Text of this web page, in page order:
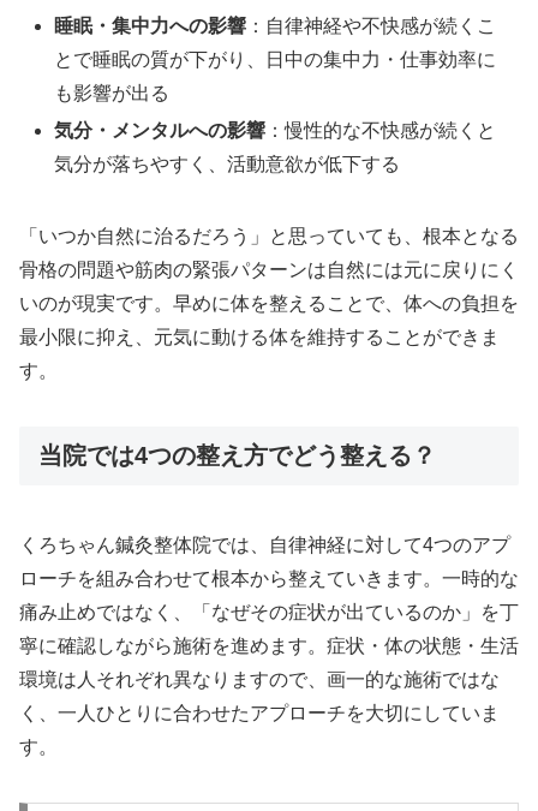
睡眠・集中力への影響 ：自律神経や不快感が続くこ
とで睡眠の質が下がり、日中の集中力・仕事効率に
も影響が出る
気分・メンタルへの影響 ：慢性的な不快感が続くと
気分が落ちやすく、活動意欲が低下する
「いつか自然に治るだろう」と思っていても、根本となる
骨格の問題や筋肉の緊張パターンは自然には元に戻りにく
いのが現実です。早めに体を整えることで、体への負担を
最小限に抑え、元気に動ける体を維持することができま
す。
当院では4つの整え方でどう整える？
くろちゃん鍼灸整体院では、自律神経に対して4つのアプ
ローチを組み合わせて根本から整えていきます。一時的な
痛み止めではなく、「なぜその症状が出ているのか」を丁
寧に確認しながら施術を進めます。症状・体の状態・生活
環境は人それぞれ異なりますので、画一的な施術ではな
く、一人ひとりに合わせたアプローチを大切にしていま
す。